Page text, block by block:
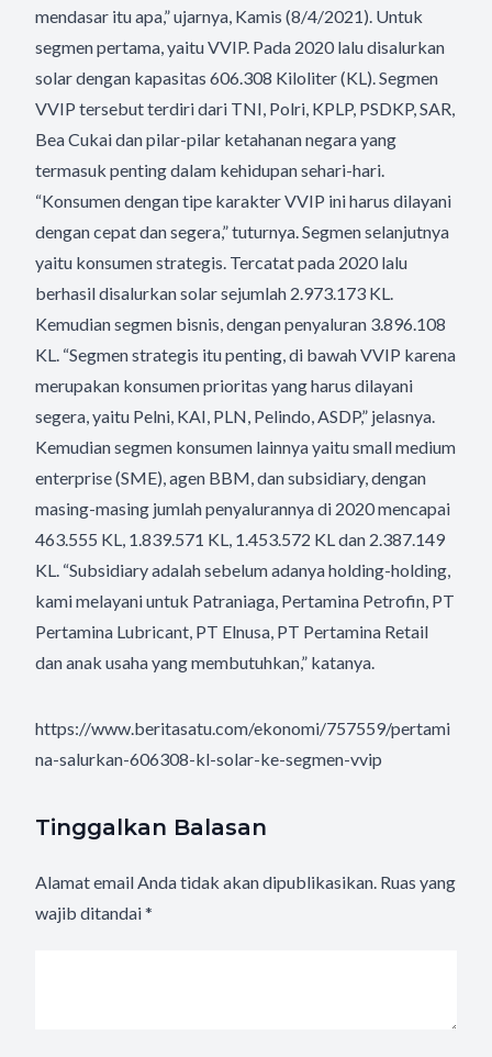
mendasar itu apa,” ujarnya, Kamis (8/4/2021). Untuk
segmen pertama, yaitu VVIP. Pada 2020 lalu disalurkan
solar dengan kapasitas 606.308 Kiloliter (KL). Segmen
VVIP tersebut terdiri dari TNI, Polri, KPLP, PSDKP, SAR,
Bea Cukai dan pilar-pilar ketahanan negara yang
termasuk penting dalam kehidupan sehari-hari.
“Konsumen dengan tipe karakter VVIP ini harus dilayani
dengan cepat dan segera,” tuturnya. Segmen selanjutnya
yaitu konsumen strategis. Tercatat pada 2020 lalu
berhasil disalurkan solar sejumlah 2.973.173 KL.
Kemudian segmen bisnis, dengan penyaluran 3.896.108
KL. “Segmen strategis itu penting, di bawah VVIP karena
merupakan konsumen prioritas yang harus dilayani
segera, yaitu Pelni, KAI, PLN, Pelindo, ASDP,” jelasnya.
Kemudian segmen konsumen lainnya yaitu small medium
enterprise (SME), agen BBM, dan subsidiary, dengan
masing-masing jumlah penyalurannya di 2020 mencapai
463.555 KL, 1.839.571 KL, 1.453.572 KL dan 2.387.149
KL. “Subsidiary adalah sebelum adanya holding-holding,
kami melayani untuk Patraniaga, Pertamina Petrofin, PT
Pertamina Lubricant, PT Elnusa, PT Pertamina Retail
dan anak usaha yang membutuhkan,” katanya.
https://www.beritasatu.com/ekonomi/757559/pertami
na-salurkan-606308-kl-solar-ke-segmen-vvip
Tinggalkan Balasan
Alamat email Anda tidak akan dipublikasikan. Ruas yang
wajib ditandai*